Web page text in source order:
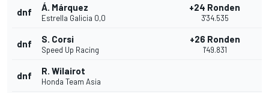
dnf Á. Márquez
Estrella Galicia 0,0
+24 Ronden
3'34.535
dnf S. Corsi
Speed Up Racing
+26 Ronden
1'49.831
dnf R. Wilairot
Honda Team Asia